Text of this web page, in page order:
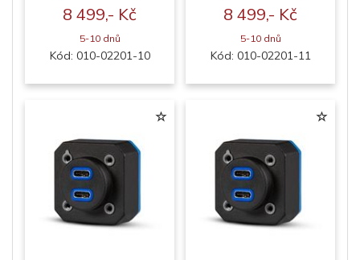
8 499,- Kč
5-10 dnů
Kód: 010-02201-10
8 499,- Kč
5-10 dnů
Kód: 010-02201-11